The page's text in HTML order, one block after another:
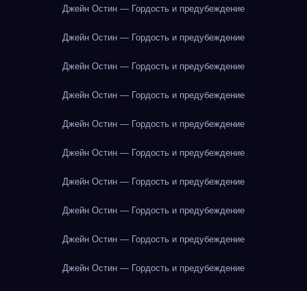
Джейн Остин — Гордость и предубеждение
Джейн Остин — Гордость и предубеждение
Джейн Остин — Гордость и предубеждение
Джейн Остин — Гордость и предубеждение
Джейн Остин — Гордость и предубеждение
Джейн Остин — Гордость и предубеждение
Джейн Остин — Гордость и предубеждение
Джейн Остин — Гордость и предубеждение
Джейн Остин — Гордость и предубеждение
Джейн Остин — Гордость и предубеждение